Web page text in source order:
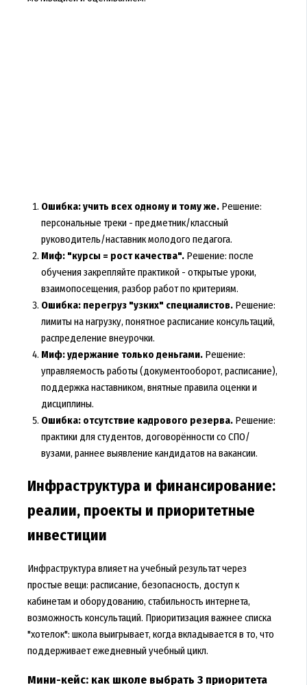
Ошибка: учить всех одному и тому же.Решение:
персональные треки - предметник/классный
руководитель/наставник молодого педагога.
Миф: "курсы = рост качества".Решение: после
обучения закрепляйте практикой - открытые уроки,
взаимопосещения, разбор работ по критериям.
Ошибка: перегруз "узких" специалистов.Решение:
лимиты на нагрузку, понятное расписание консультаций,
распределение внеурочки.
Миф: удержание только деньгами.Решение:
управляемость работы (документооборот, расписание),
поддержка наставником, внятные правила оценки и
дисциплины.
Ошибка: отсутствие кадрового резерва.Решение:
практики для студентов, договорённости со СПО/
вузами, раннее выявление кандидатов на вакансии.
Инфраструктура и финансирование:
реалии, проекты и приоритетные
инвестиции
Инфраструктура влияет на учебный результат через
простые вещи: расписание, безопасность, доступ к
кабинетам и оборудованию, стабильность интернета,
возможность консультаций. Приоритизация важнее списка
"хотелок": школа выигрывает, когда вкладывается в то, что
поддерживает ежедневный учебный цикл.
Мини-кейс: как школе выбрать 3 приоритета